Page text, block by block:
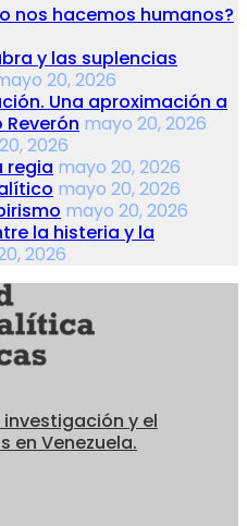
nos hacemos humanos?
y las suplencias
20, 2026
Una aproximación a
mayo 20, 2026
2026
regia mayo 20, 2026
mayo 20, 2026
mayo 20, 2026
la histeria y la
2026
y el
en Venezuela.